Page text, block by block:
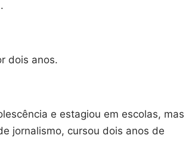
dois anos.
e estagiou em escolas, mas
jornalismo, cursou dois anos de